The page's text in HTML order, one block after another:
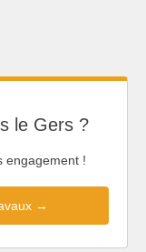
le Gers ?
engagement !
→